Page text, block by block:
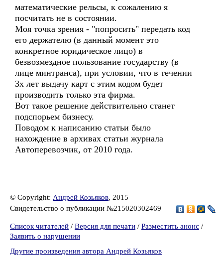
математические рельсы, к сожалению я
посчитать не в состоянии.
Моя точка зрения - "попросить" передать код
его держателю (в данный момент это
конкретное юридическое лицо) в
безвозмездное пользование государству (в
лице минтранса), при условии, что в течении
3х лет выдачу карт с этим кодом будет
производить только эта фирма.
Вот такое решение действительно станет
подспорьем бизнесу.
Поводом к написанию статьи было
нахождение в архивах статьи журнала
Автоперевозчик, от 2010 года.
© Copyright: Андрей Козьяков, 2015
Свидетельство о публикации №215020302469
Список читателей / Версия для печати / Разместить анонс /
Заявить о нарушении
Другие произведения автора Андрей Козьяков